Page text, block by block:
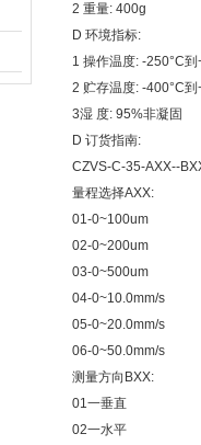
2 重量: 400g
D 环境指标:
1 操作温度: -250°C
2 贮存温度: -400°C到
3湿 度: 95%非凝固
D 订货指南:
CZVS-C-35-AXX--
量程选择AXX:
01-0~100um
02-0~200um
03-0~500um
04-0~10.0mm/s
05-0~20.0mm/s
06-0~50.0mm/s
测量方向BXX:
01一垂直
02一水平